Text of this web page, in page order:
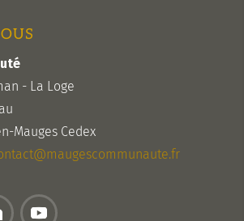
- La Loge
Mauges Cedex